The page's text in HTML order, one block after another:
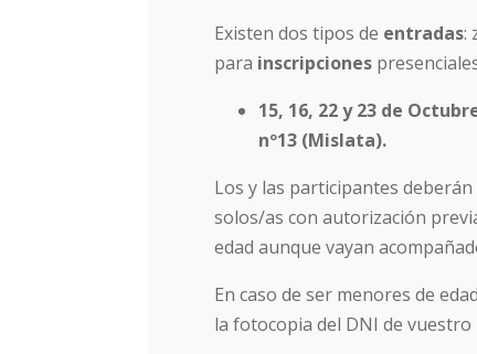
Existen dos tipos de entradas:
para inscripciones
15, 16, 22 y 23 de
nº13 (Mislata).
Los y las participantes
solos/as con autorización
edad aunque vayan
En caso de ser menores de
la fotocopia del DNI de